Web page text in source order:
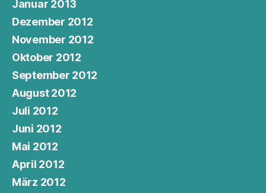
Januar 2013
Dezember 2012
November 2012
Oktober 2012
September 2012
August 2012
Juli 2012
Juni 2012
Mai 2012
April 2012
März 2012